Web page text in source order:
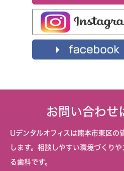
お問い合わせ
Uデンタルオフィスは熊本市東区の
します。相談しやすい環境づくり
る歯科です。